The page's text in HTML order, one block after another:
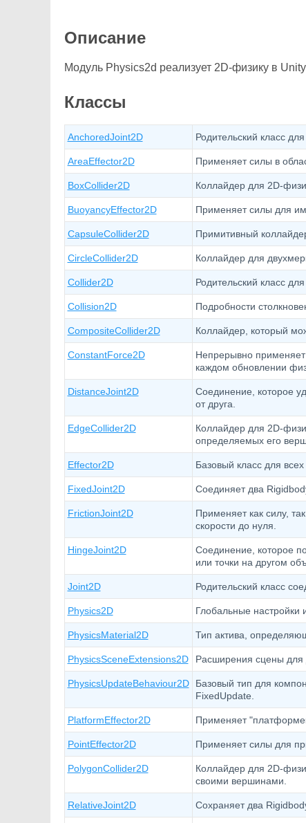
Описание
Модуль Physics2d реализует 2D-физику в
Классы
AnchoredJoint2D Родительский класс
AreaEffector2D Применяет силы в
BoxCollider2D Коллайдер для 2D-
BuoyancyEffector2D Применяет силы для
CapsuleCollider2D Примитивный
CircleCollider2D Коллайдер для
Collider2D Родительский класс
Collision2D Подробности
CompositeCollider2D Коллайдер, который
ConstantForce2D
Непрерывно применяет
каждом обновлении
DistanceJoint2D
Соединение, которое
от друга.
EdgeCollider2D
Коллайдер для 2D-
определяемых его
Effector2D Базовый класс для
FixedJoint2D Соединяет два
FrictionJoint2D
Применяет как силу,
скорости до нуля.
HingeJoint2D
Соединение, которое
или точки на другом
Joint2D Родительский класс
Physics2D Глобальные настройки
PhysicsMaterial2D Тип актива,
PhysicsSceneExtensions2D Расширения сцены для
PhysicsUpdateBehaviour2D
Базовый тип для
FixedUpdate.
PlatformEffector2D Применяет
PointEffector2D Применяет силы для
PolygonCollider2D
Коллайдер для 2D-
своими вершинами.
RelativeJoint2D Сохраняет два